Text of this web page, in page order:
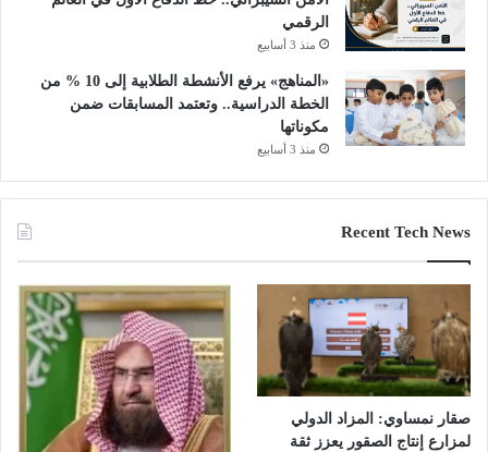
الرقمي
منذ 3 أسابيع
«المناهج» يرفع الأنشطة الطلابية إلى 10 % من
الخطة الدراسية.. وتعتمد المسابقات ضمن
مكوناتها
منذ 3 أسابيع
Recent Tech News
صقار نمساوي: المزاد الدولي
لمزارع إنتاج الصقور يعزز ثقة